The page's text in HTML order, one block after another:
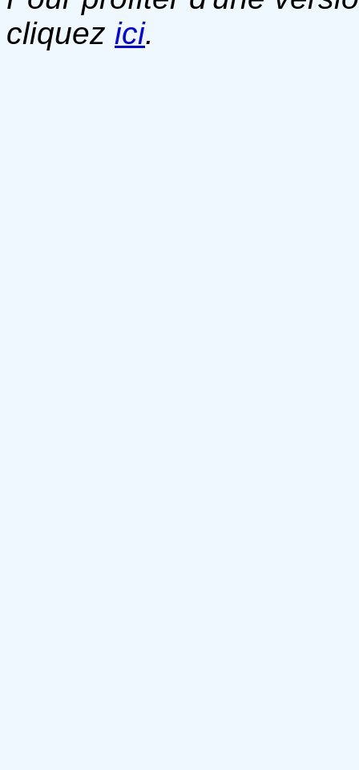
cliquez ici.